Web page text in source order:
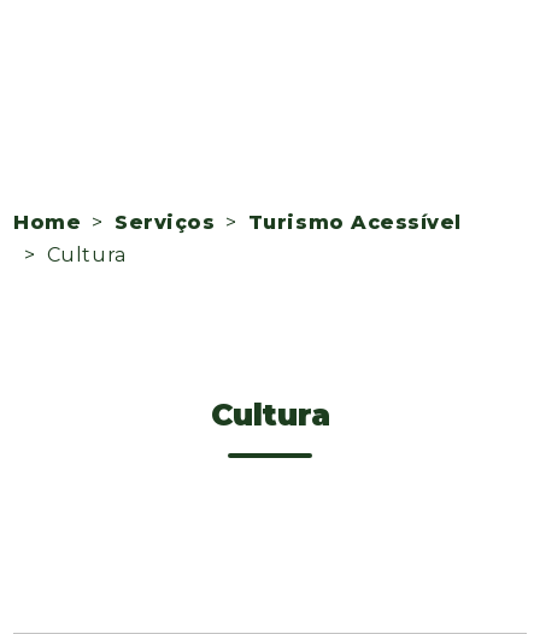
Home > Serviços > Turismo Acessível
> Cultura
Cultura